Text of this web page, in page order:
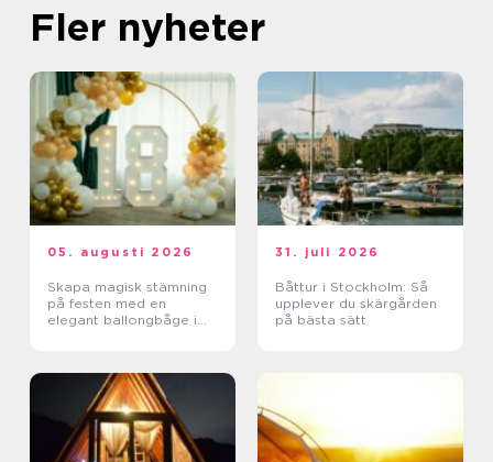
Fler nyheter
05. augusti 2026
Skapa magisk stämning
på festen med en
elegant ballongbåge i
31. juli 2026
Båttur i Stockholm: Så
upplever du skärgården
på bästa sätt